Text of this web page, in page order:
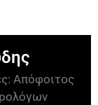
Απόφοιτος